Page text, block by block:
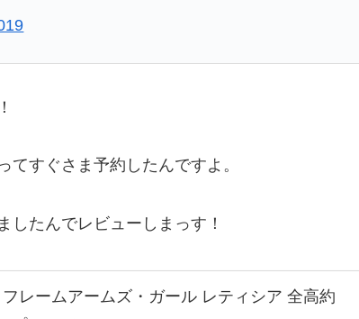
すぐさま予約したんですよ。
したんでレビューしまっす！
レームアームズ・ガール レティシア 全高約